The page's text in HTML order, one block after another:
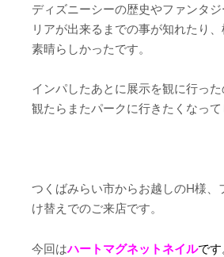
ディズニーシーの歴史やファンタ
リアが出来るまでの事が知れたり
素晴らしかったです。
インパしたあとに展示を観に行っ
観たらまたパークに行きたくなっ
つくばみらい市からお越しのH様、
け替えでのご来店です。
今回はハートマグネットネイルです